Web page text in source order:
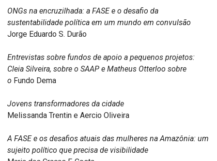
ONGs na encruzilhada: a FASE e o desafio da
sustentabilidade política em um mundo em convulsão
Jorge Eduardo S. Durão
Entrevistas sobre fundos de apoio a pequenos projetos:
Cleia Silveira, sobre o SAAP e Matheus Otterloo sobre
o Fundo Dema
Jovens transformadores da cidade
Melissanda Trentin e Aercio Oliveira
A FASE e os desafios atuais das mulheres na Amazônia: um
sujeito político que precisa de visibilidade